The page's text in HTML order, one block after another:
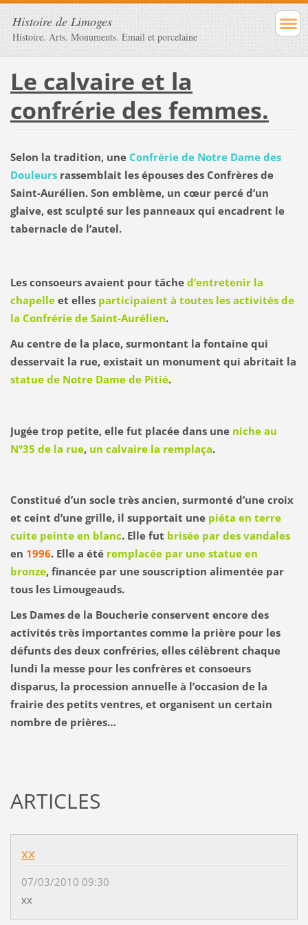
Histoire de Limoges
Histoire. Arts. Monuments. Email et porcelaine
Le calvaire et la
confrérie des femmes.
Selon la tradition, une Confrérie de Notre Dame des
Douleurs rassemblait les épouses des Confrères de
Saint-Aurélien. Son emblème, un cœur percé d’un
glaive, est sculpté sur les panneaux qui encadrent le
tabernacle de l’autel.
Les consoeurs avaient pour tâche d’entretenir la
chapelle et elles participaient à toutes les activités de
la Confrérie de Saint-Aurélien.
Au centre de la place, surmontant la fontaine qui
desservait la rue, existait un monument qui abritait la
statue de Notre Dame de Pitié.
Jugée trop petite, elle fut placée dans uneniche au
N°35 de la rue, un calvaire la remplaça.
Constitué d’un socle très ancien, surmonté d’une croix
et ceint d’une grille, il supportait unepiéta en terre
cuite peinte en blanc. Elle fut brisée par des vandales
en 1996. Elle a été remplacée par une statue en
bronze, financée par une souscription alimentée par
tous les Limougeauds.
Les Dames de la Boucherie conservent encore des
activités très importantes comme la prière pour les
défunts des deux confréries, elles célèbrent chaque
lundi la messe pour les confrères et consoeurs
disparus, la procession annuelle à l’occasion de la
frairie des petits ventres, et organisent un certain
nombre de prières…
ARTICLES
xx
07/03/2010 09:30
xx